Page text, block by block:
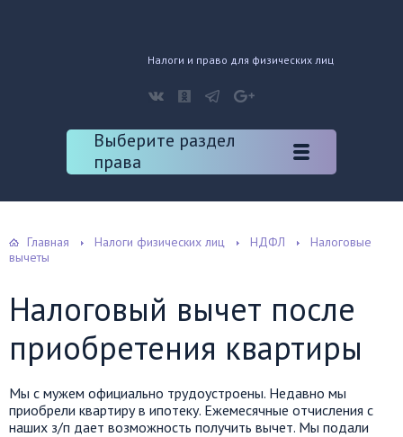
Налоги и право для физических лиц
Выберите раздел
права
Главная Налоги физических лиц НДФЛ
Налоговые
вычеты
Налоговый вычет после
приобретения квартиры
Мы с мужем официально трудоустроены. Недавно мы
приобрели квартиру в ипотеку. Ежемесячные отчисления с
наших з/п дает возможность получить вычет. Мы подали